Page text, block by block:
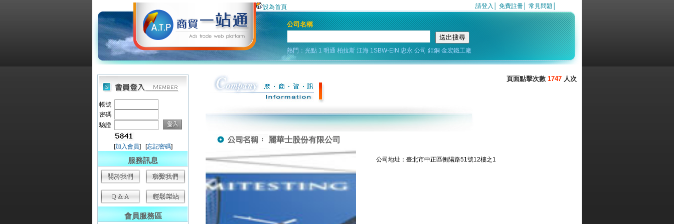
設為首頁 請登入 免費註冊 常見問題
公司名稱
熱門：光點 1 明通 柏拉斯 江海 1SBW-EIN 忠永 公司 鉅銅 金宏鐵工廠
帳號
密碼
驗證
[加入會員] [忘記密碼]
服務訊息
會員服務區
1747
麗華士股份有限公司
公司地址：臺北市中正區衡陽路51號12樓之1